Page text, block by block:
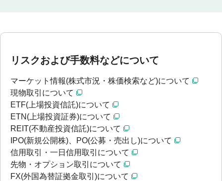
リスクおよび手数料などについて
マーケット情報(株式市況・株価検索など)について
現物取引について
ETF(上場投資信託)について
ETN(上場投資証券)について
REIT(不動産投資信託)について
IPO(新規公開株)、PO(公募・売出し)について
信用取引・一日信用取引について
先物・オプション取引について
FX(外国為替証拠金取引)について